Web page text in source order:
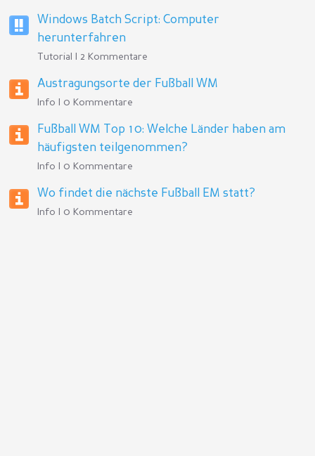
Windows Batch Script: Computer
herunterfahren
Tutorial | 2 Kommentare
Austragungsorte der Fußball WM
Info | 0 Kommentare
Fußball WM Top 10: Welche Länder haben am
häufigsten teilgenommen?
Info | 0 Kommentare
Wo findet die nächste Fußball EM statt?
Info | 0 Kommentare